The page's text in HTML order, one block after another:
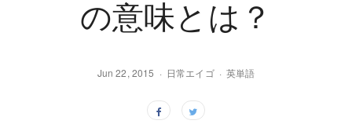
の意味とは？
Jun 22, 2015 日常エイゴ 英単語